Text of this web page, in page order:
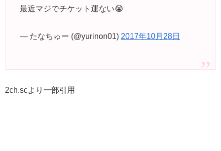
最近マジでチケット運ない😭
— たなちゅー (@yurinon01) 2017年10月28日
2ch.scより一部引用